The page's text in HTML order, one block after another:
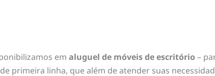
em aluguel de móveis de escritório –
primeira linha, que além de atender suas